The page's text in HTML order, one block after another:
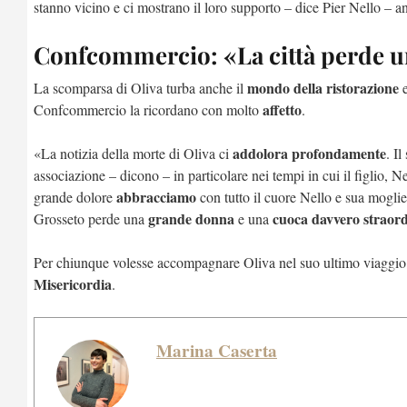
stanno vicino e ci mostrano il loro supporto – dice Pier Nello –
Confcommercio: «La città perde
La scomparsa di Oliva turba anche il mondo della ristorazione
Confcommercio la ricordano con moltoaffetto.
«La notizia della morte di Oliva ci addolora profondamente. Il
associazione – dicono – in particolare nei tempi in cui il figlio,
grande doloreabbracciamocon tutto il cuore Nello e sua
Grosseto perde una grande donnae una cuoca davvero
Per chiunque volesse accompagnare Oliva nel suo ultimo
Misericordia.
Marina Caserta